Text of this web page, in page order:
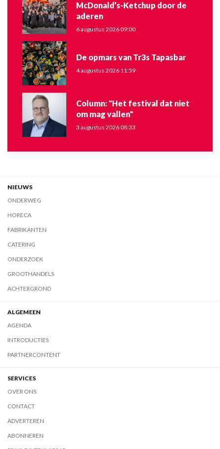
McDonald’s-Ketchup door de
aderen
6 augustus 2026 09:00
De opmars van Tr3s Tapasbar
4 augustus 2026 11:59
Column: "Het festival dat niet
om mag vallen"
3 augustus 2026 08:33
NIEUWS
ONDERWEG
HORECA
FABRIKANTEN
CATERING
ONDERZOEK
GROOTHANDELS
ACHTERGROND
ALGEMEEN
AGENDA
INTRODUCTIES
PARTNERCONTENT
SERVICES
OVER ONS
CONTACT
ADVERTEREN
ABONNEREN